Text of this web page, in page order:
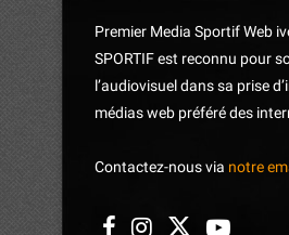
Premier Media Sportif Web
SPORTIF est reconnu pour
l’audiovisuel dans sa prise
médias web préféré des
Contactez-nous via notre